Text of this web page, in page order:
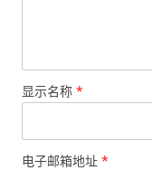
显示名称 *
电子邮箱地址 *